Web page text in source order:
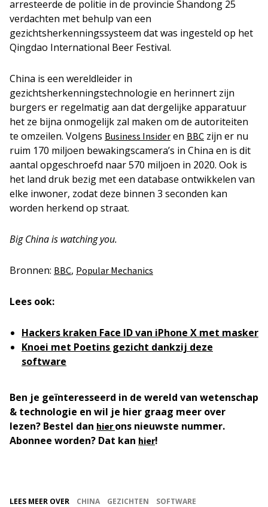
arresteerde de politie in de provincie Shandong 25
verdachten met behulp van een
gezichtsherkenningssysteem dat was ingesteld op het
Qingdao International Beer Festival.
China is een wereldleider in
gezichtsherkenningstechnologie en herinnert zijn
burgers er regelmatig aan dat dergelijke apparatuur
het ze bijna onmogelijk zal maken om de autoriteiten
te omzeilen. Volgens Business Insider en BBC zijn er nu
ruim 170 miljoen bewakingscamera’s in China en is dit
aantal opgeschroefd naar 570 miljoen in 2020. Ook is
het land druk bezig met een database ontwikkelen van
elke inwoner, zodat deze binnen 3 seconden kan
worden herkend op straat.
Big China is watching you.
Bronnen: BBC, Popular Mechanics
Lees ook:
Hackers kraken Face ID van iPhone X met masker
Knoei met Poetins gezicht dankzij deze
software
Ben je geïnteresseerd in de wereld van wetenschap
& technologie en wil je hier graag meer over
lezen? Bestel dan hierons nieuwste nummer.
Abonnee worden? Dat kan hier!
LEES MEER OVER CHINA GEZICHTEN SOFTWARE